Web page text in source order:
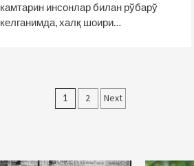
камтарин инсонлар билан рўбарў
келганимда, халқ шоири…
Maqolalar
1 2 Next